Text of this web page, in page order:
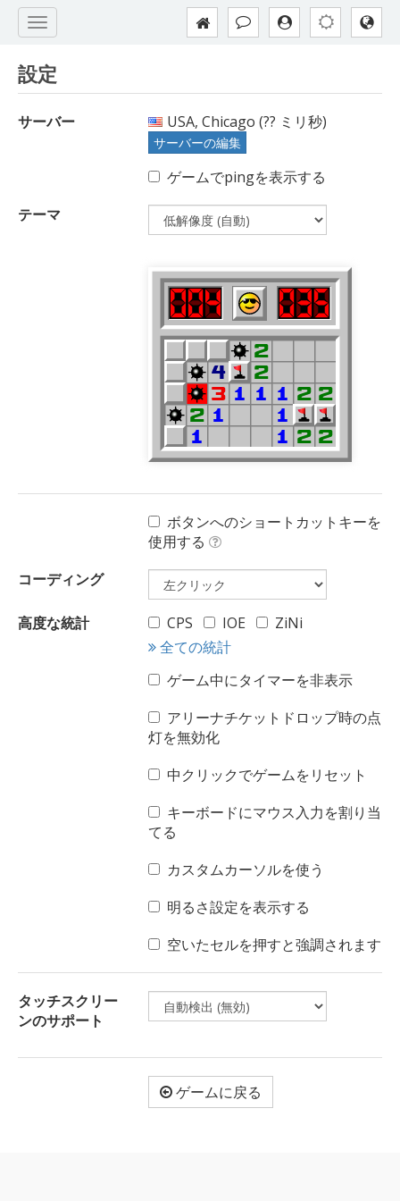
設定
サーバー USA, Chicago (?? ミリ秒)
サーバーの編集
ゲームでpingを表示する
テーマ
ボタンへのショートカットキーを
使用する
コーディング
高度な統計 CPS IOE
ZiNi
全ての統計
ゲーム中にタイマーを非表示
アリーナチケットドロップ時の点
灯を無効化
中クリックでゲームをリセット
キーボードにマウス入力を割り当
てる
カスタムカーソルを使う
明るさ設定を表示する
空いたセルを押すと強調されます
タッチスクリー
ンのサポート
ゲームに戻る